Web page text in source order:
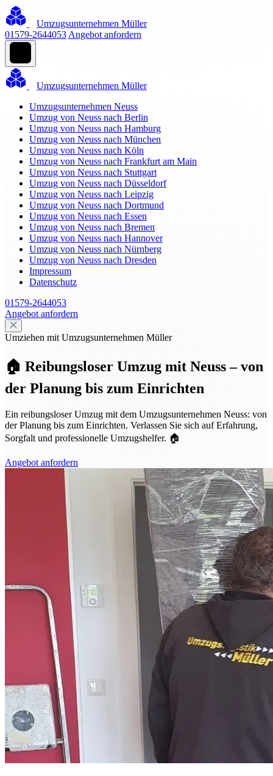
Umzugsunternehmen Müller
01579-2644053 Angebot anfordern
Umzugsunternehmen Müller
Umzugsunternehmen Neuss
Umzug von Neuss nach Berlin
Umzug von Neuss nach Hamburg
Umzug von Neuss nach München
Umzug von Neuss nach Köln
Umzug von Neuss nach Frankfurt am Main
Umzug von Neuss nach Stuttgart
Umzug von Neuss nach Düsseldorf
Umzug von Neuss nach Leipzig
Umzug von Neuss nach Dortmund
Umzug von Neuss nach Essen
Umzug von Neuss nach Bremen
Umzug von Neuss nach Hannover
Umzug von Neuss nach Nürnberg
Umzug von Neuss nach Dresden
Impressum
Datenschutz
01579-2644053
Angebot anfordern
Umziehen mit Umzugsunternehmen Müller
🏠 Reibungsloser Umzug mit Neuss – von
der Planung bis zum Einrichten
Ein reibungsloser Umzug mit dem Umzugsunternehmen Neuss: von
der Planung bis zum Einrichten. Verlassen Sie sich auf Erfahrung,
Sorgfalt und professionelle Umzugshelfer. 🏠
Angebot anfordern